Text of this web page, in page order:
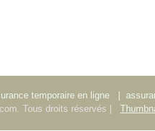
temporaire en ligne
Tous droits réservés |